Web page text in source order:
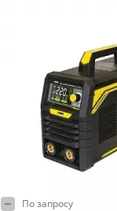
По запросу